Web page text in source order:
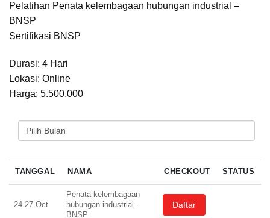
Pelatihan Penata kelembagaan hubungan industrial –
BNSP
Sertifikasi BNSP
Durasi: 4 Hari
Lokasi: Online
Harga: 5.500.000
PILIH BULAN
TANGGAL NAMA CHECKOUT STATUS
24-27 Oct
Penata kelembagaan
hubungan industrial -
BNSP
Daftar